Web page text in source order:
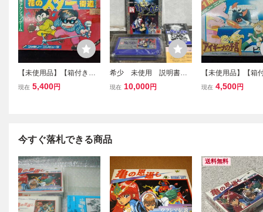
【未使用品】【箱付き】
花のスター街道 FC
現在 5,400円
希少 未使用 説明書箱
付き 新 里見八犬伝
現在 10,000円
【未使用品】【箱
アイギーナの予言
現在 4,500円
今すぐ落札できる商品
送料無料